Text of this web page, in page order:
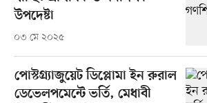
উপদেষ্টা
০৩ মে ২০২৫
পোস্টগ্র্যাজুয়েট ডিপ্লোমা ইন রুরাল
ডেভেলপমেন্টে ভর্তি, মেধাবী